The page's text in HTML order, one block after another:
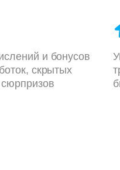
и бонусов
скрытых